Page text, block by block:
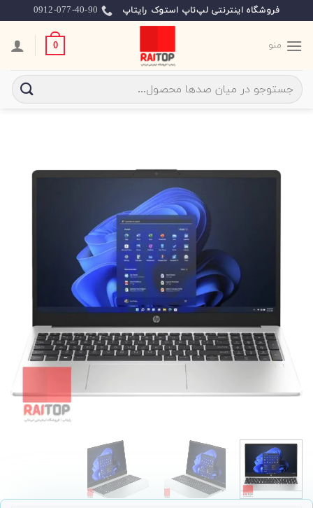
to
content
فروشگاه اینترنتی لپ‌تاپ استوک رایتاپ 0912-077-40-90
منو 0
جستجو
برای: